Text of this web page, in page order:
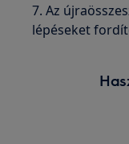
7. Az
lépéseket